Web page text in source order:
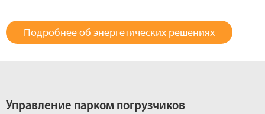
Подробнее об энергетических решениях
Управление парком погрузчиков